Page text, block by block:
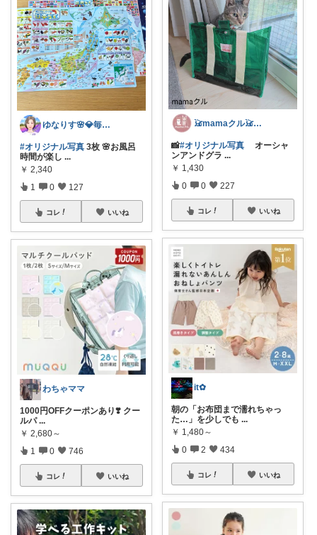
ゆなりす🌸💎毎日投稿💎朝コレ
#オリジナル写真 3枚 🌸お風呂
時間が楽し ...
￥ 2,340
1 0 127
コレ いいね
わちゃママ
1000円OFFクーポンあり❣️ クー
ルパ ...
￥ 2,680～
1 0 746
コレ いいね
𓃠mamaクル𓃠Thanks🏡
📸#オリジナル写真 オーシャ
ンアンドグラ ...
￥ 1,430
0 0 227
コレ いいね
it✿
朝の「お布団まで濡れちゃっ
た…」を少しでも ...
￥ 1,480～
0 2 434
コレ いいね